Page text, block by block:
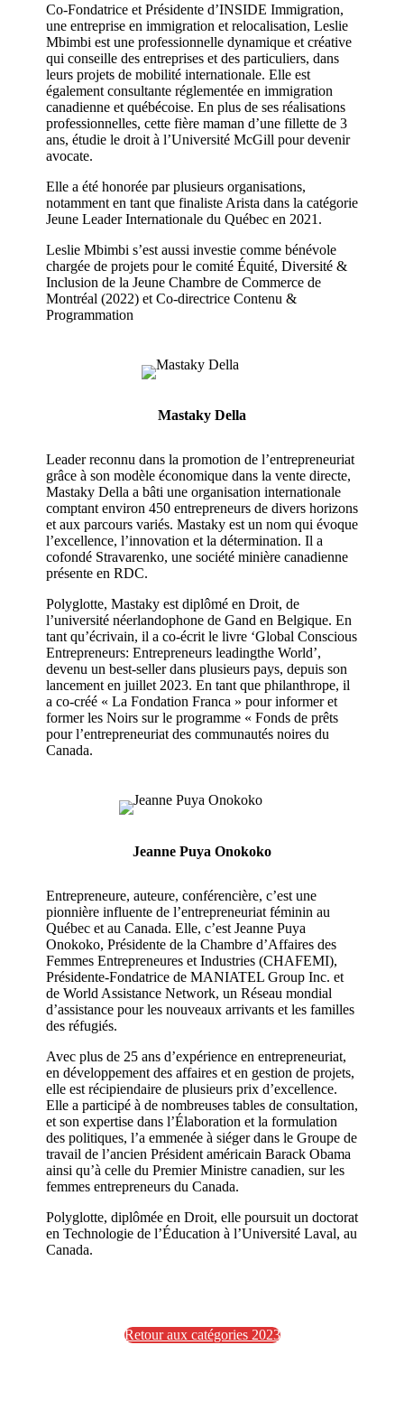
Co-Fondatrice et Présidente d’INSIDE Immigration,
une entreprise en immigration et relocalisation, Leslie
Mbimbi est une professionnelle dynamique et créative
qui conseille des entreprises et des particuliers, dans
leurs projets de mobilité internationale. Elle est
également consultante réglementée en immigration
canadienne et québécoise. En plus de ses réalisations
professionnelles, cette fière maman d’une fillette de 3
ans, étudie le droit à l’Université McGill pour devenir
avocate.
Elle a été honorée par plusieurs organisations,
notamment en tant que finaliste Arista dans la catégorie
Jeune Leader Internationale du Québec en 2021.
LeslieMbimbi s’est aussi investie comme bénévole
chargée de projets pour le comité Équité, Diversité &
Inclusion de la Jeune Chambre de Commerce de
Montréal (2022) et Co-directrice Contenu &
Programmation
Mastaky Della
Leader reconnu dans la promotion de l’entrepreneuriat
grâce à son modèle économique dans la vente directe,
Mastaky Della a bâti une organisation internationale
comptant environ 450 entrepreneurs de divers horizons
et aux parcours variés.Mastaky est un nom qui évoque
l’excellence, l’innovation et la détermination. Il a
cofondé Stravarenko, une société minière canadienne
présente en RDC.
Polyglotte,Mastaky est diplômé en Droit, de
l’université néerlandophone de Gand en Belgique. En
tant qu’écrivain, il a co-écrit le livre ‘GlobalConscious
Entrepreneurs: Entrepreneursleadingthe World’,
devenu un best-seller dans plusieurs pays, depuis son
lancement en juillet 2023. En tant que philanthrope, il
aco-créé « La Fondation Franca » pour informer et
former les Noirs sur le programme « Fonds de prêts
pour l’entrepreneuriat des communautés noires du
Canada.
Jeanne Puya Onokoko
Entrepreneure, auteure, conférencière, c’est une
pionnière influente de l’entrepreneuriat féminin au
Québec et au Canada. Elle, c’est JeannePuya
Onokoko, Présidente de la Chambre d’Affaires des
Femmes Entrepreneures et Industries (CHAFEMI),
Présidente-Fondatrice de MANIATEL Group Inc. et
de World Assistance Network, un Réseau mondial
d’assistance pour les nouveaux arrivants et les familles
des réfugiés.
Avec plus de 25 ans d’expérience en entrepreneuriat,
en développement des affaires et en gestion de projets,
elle est récipiendaire de plusieurs prix d’excellence.
Elle a participé à de nombreuses tables de consultation,
et son expertise dans l’Élaboration et la formulation
des politiques, l’a emmenée à siéger dans le Groupe de
travail de l’ancien Président américain Barack Obama
ainsi qu’à celle du Premier Ministre canadien, sur les
femmes entrepreneurs du Canada.
Polyglotte, diplômée en Droit, elle poursuit un doctorat
en Technologie de l’Éducation à l’Université Laval, au
Canada.
Retour aux catégories 2023